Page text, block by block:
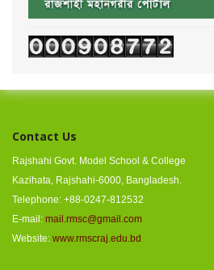
Contact Us
Rajshahi Govt. Model School & College
Kazihata, Rajshahi-6000, Bangladesh.
Telephone: +88-0247-812532
E-mail: mail.rmsc@gmail.com
Website: www.rmscraj.edu.bd